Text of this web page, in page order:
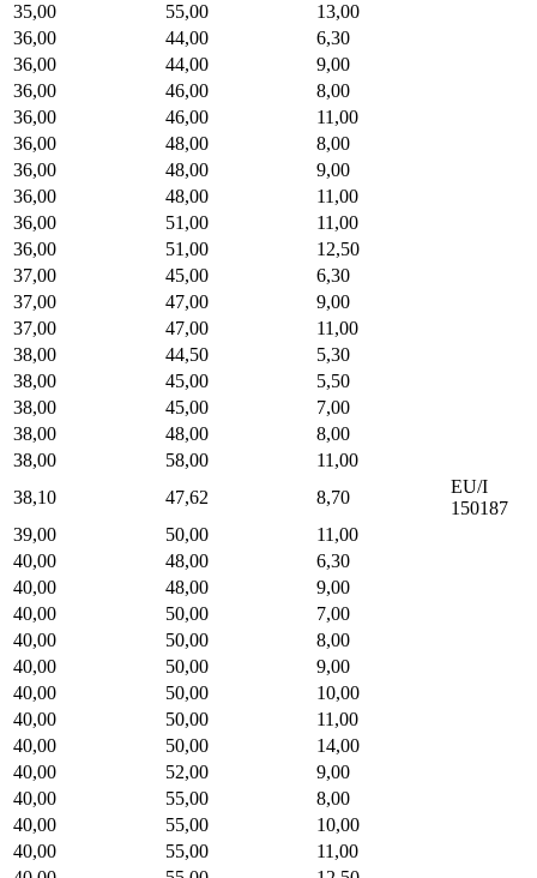
35,00
55,00
13,00
36,00
44,00
6,30
36,00
44,00
9,00
36,00
46,00
8,00
36,00
46,00
11,00
36,00
48,00
8,00
36,00
48,00
9,00
36,00
48,00
11,00
36,00
51,00
11,00
36,00
51,00
12,50
37,00
45,00
6,30
37,00
47,00
9,00
37,00
47,00
11,00
38,00
44,50
5,30
38,00
45,00
5,50
38,00
45,00
7,00
38,00
48,00
8,00
38,00
58,00
11,00
38,10
47,62 8,70
EU/I
150187
39,00
50,00
11,00
40,00
48,00
6,30
40,00
48,00
9,00
40,00
50,00
7,00
40,00
50,00
8,00
40,00
50,00
9,00
40,00
50,00
10,00
40,00
50,00
11,00
40,00
50,00
14,00
40,00
52,00
9,00
40,00
55,00
8,00
40,00
55,00
10,00
40,00
55,00
11,00